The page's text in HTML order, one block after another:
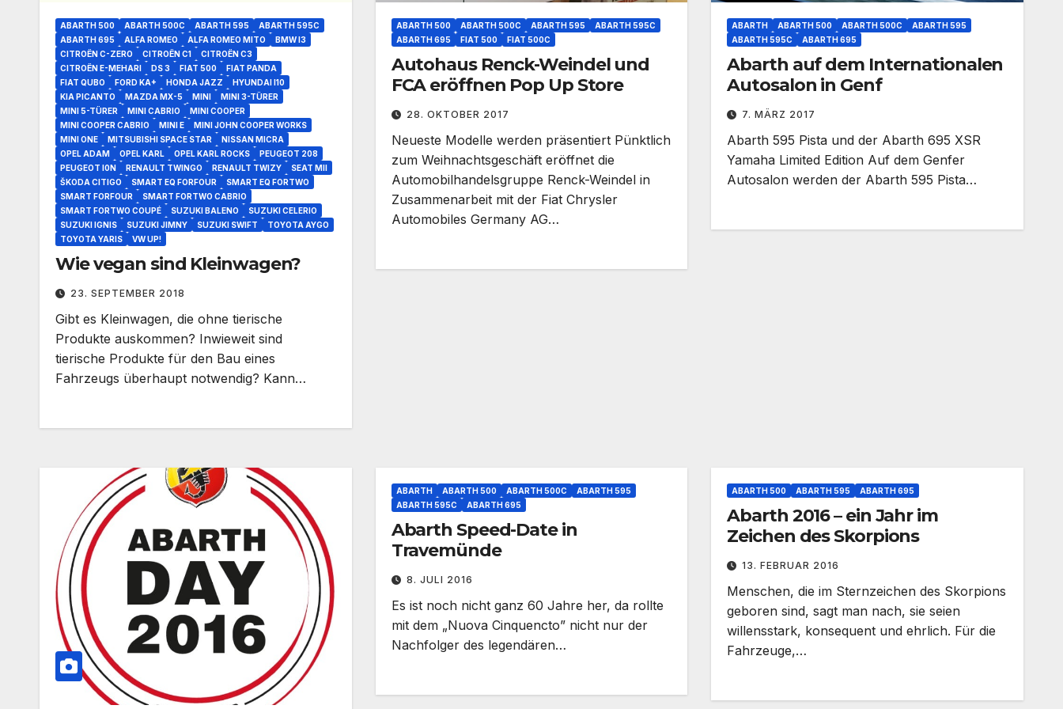
ABARTH 500 ABARTH 500C ABARTH 595
ABARTH 595C
ABARTH 695
ALFA ROMEO ALFA ROMEO MITO
BMW I3
CITROËN C-ZERO
CITROËN C1
CITROËN C3
CITROËN E-MEHARI
DS 3 FIAT 500
FIAT PANDA
FIAT QUBO
FORD KA+ HONDA JAZZ
HYUNDAI I10
KIA PICANTO
MAZDA MX-5 MINI
MINI 3-TÜRER
MINI 5-TÜRER
MINI CABRIO
MINI COOPER
MINI COOPER CABRIO
MINI E
MINI JOHN COOPER WORKS
MINI ONE
MITSUBISHI SPACE STAR
NISSAN MICRA
OPEL ADAM
OPEL KARL OPEL KARL ROCKS
PEUGEOT 208
PEUGEOT I0N
RENAULT TWINGO RENAULT TWIZY
SEAT MII
ŠKODA CITIGO
SMART EQ FORFOUR
SMART EQ FORTWO
SMART FORFOUR
SMART FORTWO CABRIO
SMART FORTWO COUPÉ
SUZUKI BALENO
SUZUKI CELERIO
SUZUKI IGNIS
SUZUKI JIMNY SUZUKI SWIFT
TOYOTA AYGO
TOYOTA YARIS
VW UP!
Wie vegan sind Kleinwagen?
23. SEPTEMBER 2018
Gibt es Kleinwagen, die ohne tierische
Produkte auskommen? Inwieweit sind
tierische Produkte für den Bau eines
Fahrzeugs überhaupt notwendig? Kann…
ABARTH 500 ABARTH 500C ABARTH 595
ABARTH 595C
ABARTH 695
FIAT 500 FIAT 500C
Autohaus Renck-Weindel und
FCA eröffnen Pop Up Store
28. OKTOBER 2017
Neueste Modelle werden präsentiert Pünktlich
zum Weihnachtsgeschäft eröffnet die
Automobilhandelsgruppe Renck-Weindel in
Zusammenarbeit mit der Fiat Chrysler
Automobiles Germany AG…
ABARTH ABARTH 500 ABARTH 500C
ABARTH 595
ABARTH 595C
ABARTH 695
Abarth auf dem Internationalen
Autosalon in Genf
7. MÄRZ 2017
Abarth 595 Pista und der Abarth 695 XSR
Yamaha Limited Edition Auf dem Genfer
Autosalon werden der Abarth 595 Pista…
ABARTH ABARTH 500 ABARTH 500C
ABARTH 595
ABARTH 595C
ABARTH 695
Abarth Speed-Date in
Travemünde
8. JULI 2016
Es ist noch nicht ganz 60 Jahre her, da rollte
mit dem „Nuova Cinquencto” nicht nur der
Nachfolger des legendären…
ABARTH 500 ABARTH 595 ABARTH 695
Abarth 2016 – ein Jahr im
Zeichen des Skorpions
13. FEBRUAR 2016
Menschen, die im Sternzeichen des Skorpions
geboren sind, sagt man nach, sie seien
willensstark, konsequent und ehrlich. Für die
Fahrzeuge,…